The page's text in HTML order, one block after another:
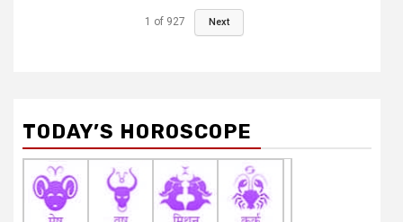
1 of 927 Next
TODAY’S HOROSCOPE